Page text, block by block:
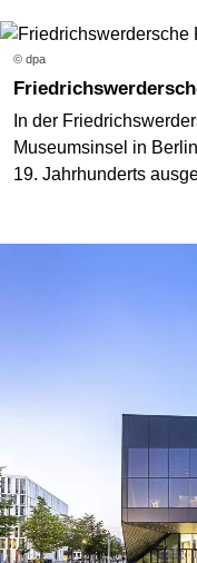
© dpa
In der
Museumsinsel in
19. Jahrhunderts